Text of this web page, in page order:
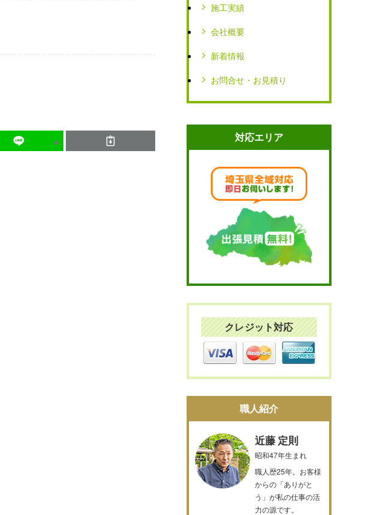
施工実績
会社概要
新着情報
お問合せ・お見積り
対応エリア
クレジット対応
職人紹介
近藤 定則
昭和47年生まれ
職人歴25年。お客様
からの「ありがと
う」が私の仕事の活
力の源です。